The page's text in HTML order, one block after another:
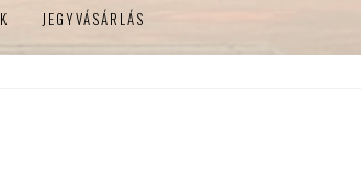
JEGYVÁSÁRLÁS